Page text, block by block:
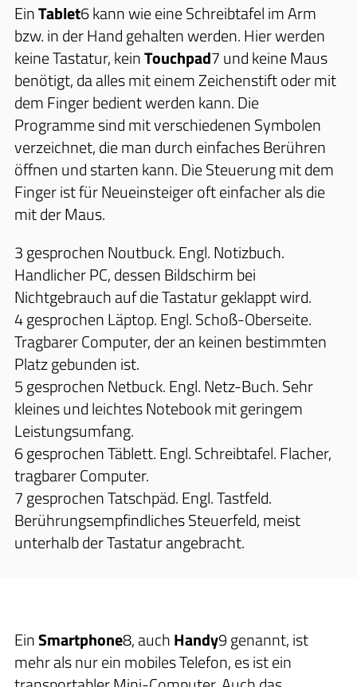
EinTablet6kann wie eine Schreibtafel im Arm
bzw. in der Hand gehalten werden. Hier werden
keine Tastatur, keinTouchpad7und keine Maus
benötigt, da alles mit einem Zeichenstift oder mit
dem Finger bedient werden kann. Die
Programme sind mit verschiedenen Symbolen
verzeichnet, die man durch einfaches Berühren
öffnen und starten kann. Die Steuerung mit dem
Finger ist für Neueinsteiger oft einfacher als die
mit der Maus.
3 gesprochen Noutbuck. Engl. Notizbuch.
Handlicher PC, dessen Bildschirm bei
Nichtgebrauch auf die Tastatur geklappt wird.
4 gesprochen Läptop. Engl. Schoß-Oberseite.
Tragbarer Computer, der an keinen bestimmten
Platz gebunden ist.
5 gesprochen Netbuck. Engl. Netz-Buch. Sehr
kleines und leichtes Notebook mit geringem
Leistungsumfang.
6 gesprochen Täblett. Engl. Schreibtafel. Flacher,
tragbarer Computer.
7 gesprochen Tatschpäd. Engl. Tastfeld.
Berührungsempfindliches Steuerfeld, meist
unterhalb der Tastatur angebracht.
EinSmartphone8, auchHandy9genannt, ist
mehr als nur ein mobiles Telefon, es ist ein